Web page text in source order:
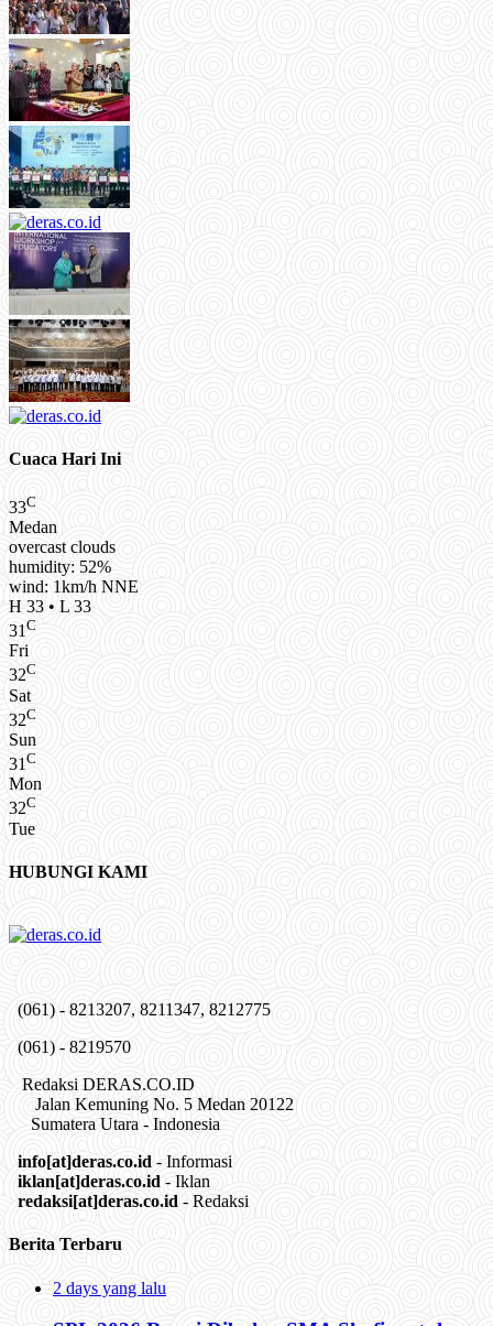
Cuaca Hari Ini
33C
Medan
overcast clouds
humidity: 52%
wind: 1km/h NNE
H 33 • L 33
31 C
Fri
32C
Sat
32C
Sun
31 C
Mon
32C
Tue
HUBUNGI KAMI
(061) - 8213207, 8211347, 8212775
(061) - 8219570
Redaksi DERAS.CO.ID
Jalan Kemuning No. 5 Medan 20122
Sumatera Utara - Indonesia
info[at]deras.co.id - Informasi
iklan[at]deras.co.id - Iklan
redaksi[at]deras.co.id - Redaksi
Berita Terbaru
2 days yang lalu